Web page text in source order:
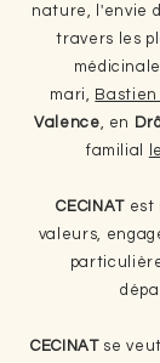
nature, l'envie
travers les
mari, Bastien
Valence, en
familial
CECINATest
valeurs,
CECINATse